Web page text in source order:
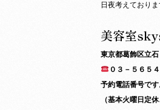
日夜考えており
美容室
東京都葛飾区立
０３－５６５
予約電話番号です
（基本火曜日定